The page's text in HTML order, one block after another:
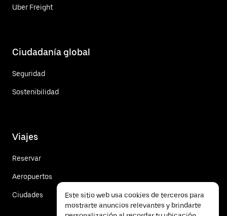
Uber Freight
Ciudadanía global
Seguridad
Sostenibilidad
Viajes
Reservar
Aeropuertos
Ciudades
Este sitio web usa cookies de terceros para
mostrarte anuncios relevantes y brindarte